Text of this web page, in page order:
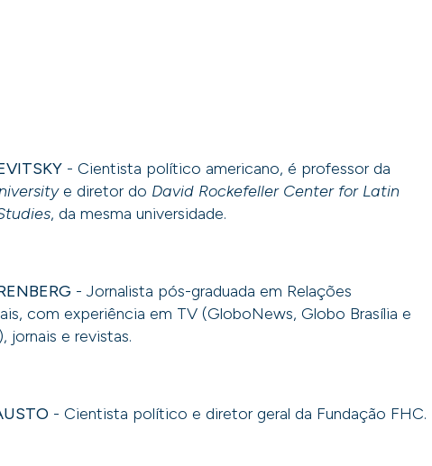
- Cientista político americano, é professor da
e diretor do David Rockefeller Center for Latin
, da mesma universidade.
- Jornalista pós-graduada em Relações
com experiência em TV (GloboNews, Globo Brasília e
jornais e revistas.
- Cientista político e diretor geral da Fundação FHC.